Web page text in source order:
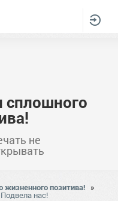
сплошного
не
жизненного позитива! »
нас!